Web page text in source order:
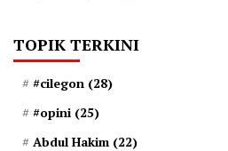
TOPIK TERKINI
#cilegon (28)
#opini (25)
Abdul Hakim (22)